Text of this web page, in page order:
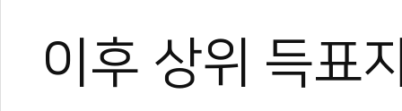
이후 상위 득표
장 중심의 심층 취재를 이
작, 대회 중계방송 캐스터,